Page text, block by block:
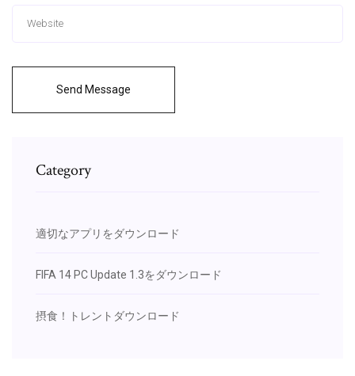
Send Message
Category
適切なアプリをダウンロード
FIFA 14 PC Update 1.3をダウンロード
摂食！トレントダウンロード